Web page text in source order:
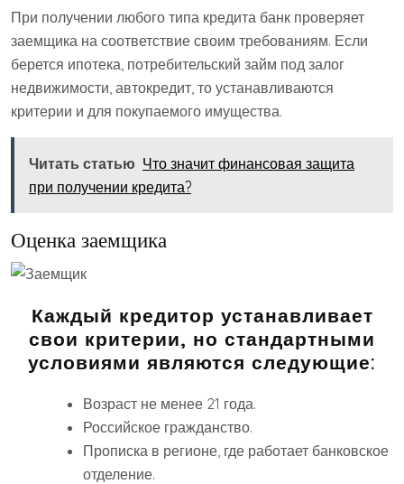
При получении любого типа кредита банк проверяет
заемщика на соответствие своим требованиям. Если
берется ипотека, потребительский займ под залог
недвижимости, автокредит, то устанавливаются
критерии и для покупаемого имущества.
Читать статью Что значит финансовая защита
при получении кредита?
Оценка заемщика
Каждый кредитор устанавливает
свои критерии, но стандартными
условиями являются следующие:
Возраст не менее 21 года.
Российское гражданство.
Прописка в регионе, где работает банковское
отделение.